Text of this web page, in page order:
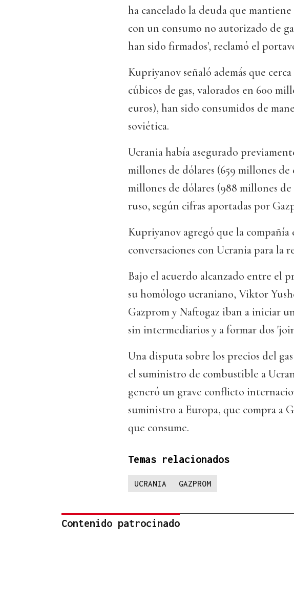
ha cancelado la deuda que
con un consumo no autorizado de
han sido firmados', reclamó el
Kupriyanov señaló además que
cúbicos de gas, valorados en 600
euros), han sido consumidos de
soviética.
Ucrania había asegurado
millones de dólares (659 millones de
millones de dólares (988 millones
ruso, según cifras aportadas por
Kupriyanov agregó que la compañía
conversaciones con Ucrania para la
Bajo el acuerdo alcanzado entre el
su homólogo ucraniano, Viktor
Gazprom y Naftogaz iban a iniciar
sin intermediarios y a formar dos
Una disputa sobre los precios del
el suministro de combustible a
generó un grave conflicto
suministro a Europa, que compra a
que consume.
Temas relacionados
UCRANIA GAZPROM
Contenido patrocinado